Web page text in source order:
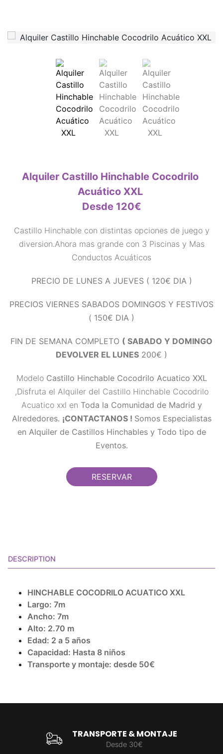
Alquiler Castillo Hinchable Cocodrilo
Acuático XXL
Desde 120€
Castillo Hinchable con distintas opciones de juego y
diversion.Ahora mas grande con 3 Piscinas y Mas
Conductos Acuáticos
PRECIO DE LUNES A JUEVES ( 120€ DIA )
PRECIOS VIERNES SABADOS DOMINGOS Y FESTIVOS
( 150€ DIA )
FIN DE SEMANA COMPLETO ( SABADO Y DOMINGO
DEVOLVER EL LUNES 200€ )
ModeloCastillo Hinchable Cocodrilo Acuatico XXL
,Disfruta el Alquiler del Castillo Hinchable Cocodrilo
Acuatico xxl en Toda la Comunidad de Madrid y
Alrededores. ¡CONTACTANOS ! Somos Especialistas
en Alquiler de Castillos Hinchables y Todo tipo de
Eventos.
RESERVAR
DESCRIPTION
HINCHABLE COCODRILO ACUATICO XXL
Largo: 7m
Ancho: 7m
Alto: 2.70 m
Edad: 2 a 5 años
Capacidad: Hasta 8 niños
Transporte y montaje: desde 50€
TRANSPORTE & MONTAJE
Desde 30€